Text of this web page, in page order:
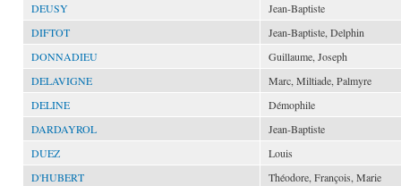
DEUSY
Jean-Baptiste
DIFTOT
Jean-Baptiste, Delphin
DONNADIEU
Guillaume, Joseph
DELAVIGNE
Marc, Miltiade, Palmyre
DELINE
Démophile
DARDAYROL
Jean-Baptiste
DUEZ
Louis
D'HUBERT
Théodore, François, Marie